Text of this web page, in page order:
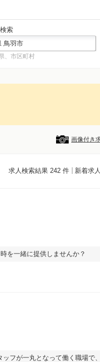
索
、市区町村
画像付き
求人検索結果 242 件 新着求人
を一緒に提供しませんか？
フが一丸となって働く職場で